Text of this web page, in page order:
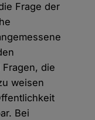
Frage der
die
weisen
Bei